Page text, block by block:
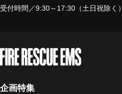
受付時間／9:30～17:30（土日祝除く）
企画特集